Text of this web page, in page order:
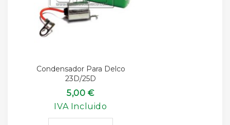
Condensador Para Delco
23D/25D
5,00 €
IVA Incluido